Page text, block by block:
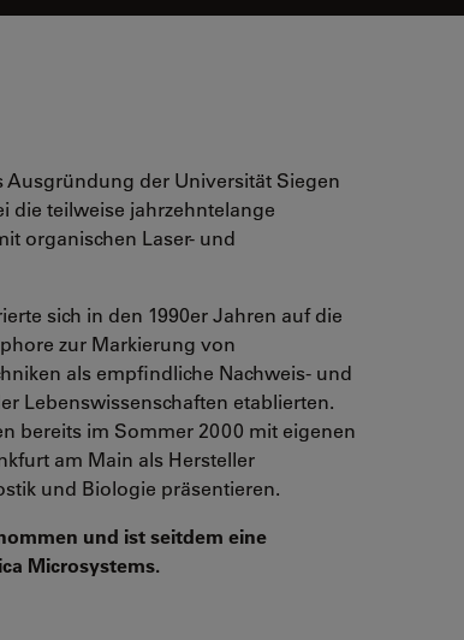
Ausgründung der Universität Siegen
die teilweise jahrzehntelange
organischen Laser- und
sich in den 1990er Jahren auf die
zur Markierung von
als empfindliche Nachweis- und
Lebenswissenschaften etablierten.
bereits im Sommer 2000 mit eigenen
am Main als Hersteller
und Biologie präsentieren.
und ist seitdem eine
Microsystems.